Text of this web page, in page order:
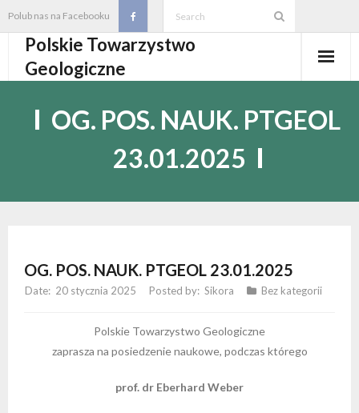
content
Polub nas na Facebooku
Polskie Towarzystwo
Geologiczne
- Walny Zjazd Delegatów
- - Regulamin Walnego Zjazdu Delegatów
100-lecie PTGeol
- - Oddział Karpacki
- - Oddział Krakowski
- - Sekcja Geologii Samorządowej
- - Sekcja Historii Nauk Geologicznych
- Polski Kongres Geologiczny
- - I Kongres Geologiczny
- Zjazdy Naukowe PTGeol
- Członkostwo
- Członkowie honorowi
Biblioteka
- Katalog (Online Public Access Catalog)
Nagrody i stypendia
OG. POS. NAUK. PTGEOL
23.01.2025
OG. POS. NAUK. PTGEOL 23.01.2025
20 stycznia 2025 Sikora Bez kategorii
Polskie Towarzystwo Geologiczne
zaprasza na posiedzenie naukowe, podczas którego
prof. dr Eberhard Weber